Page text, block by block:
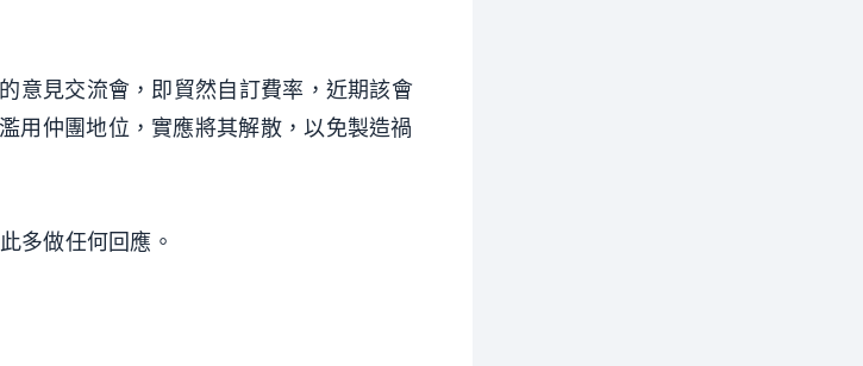
意見交流會，即貿然自訂費率，近期該會
用仲團地位，實應將其解散，以免製造禍
多做任何回應。